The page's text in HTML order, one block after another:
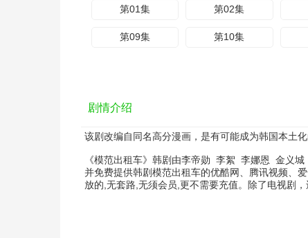
第01集 第02集
第09集 第10集
剧情介绍
该剧改编自同名高分漫画，是有可能成为韩国本土
《模范出租车》韩剧由李帝勋 李絮 李娜恩 金义城
并免费提供韩剧模范出租车的优酷网、腾讯视频、
放的,无套路,无须会员,更不需要充值。除了电视剧